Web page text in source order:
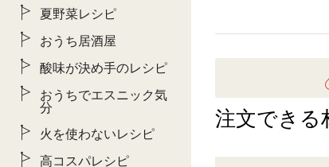
注文できる
夏野菜レシピ
おうち居酒屋
酸味が決め手のレシピ
おうちでエスニック気
分
火を使わないレシピ
高コスパレシピ